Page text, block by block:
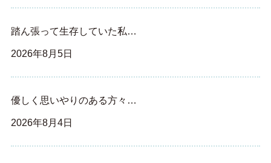
踏ん張って生存していた私…
2026年8月5日
優しく思いやりのある方々…
2026年8月4日